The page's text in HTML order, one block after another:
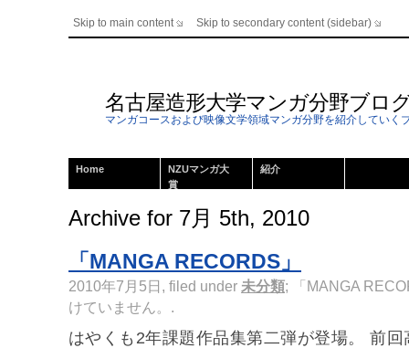
Skip to main content Skip to secondary content (sidebar)
名古屋造形大学マンガ分野ブロ
マンガコースおよび映像文学領域マンガ分野を紹介していく
Home
NZUマンガ大
賞
紹介
Archive for 7月 5th, 2010
「MANGA RECORDS」
2010年7月5日, filed under 未分類;
「MANGA
けていません。 .
はやくも2年課題作品集第二弾が登場。 前